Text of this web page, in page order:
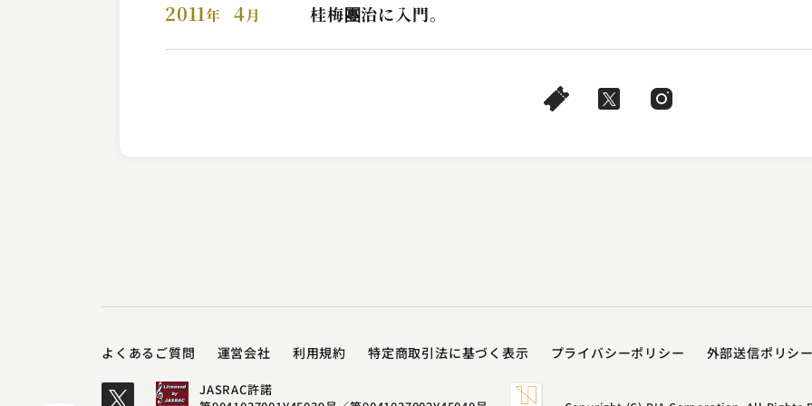
2011年 4月 桂梅團治に入門。
よくあるご質問 運営会社 利用規約 特定商取引法に基づく表示 プライバシーポリシー​ 外部送信ポリシ
JASRAC許諾